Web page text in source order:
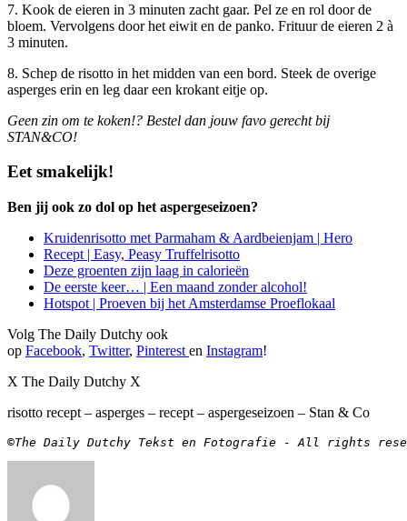
7. Kook de eieren in 3 minuten zacht gaar. Pel ze en rol door de
bloem. Vervolgens door het eiwit en de panko. Frituur de eieren 2 à
3 minuten.
8. Schep de risotto in het midden van een bord. Steek de overige
asperges erin en leg daar een krokant eitje op.
Geen zin om te koken!? Bestel dan jouw favo gerecht bij
STAN&CO!
Eet smakelijk!
Ben jij ook zo dol op het aspergeseizoen?
Kruidenrisotto met Parmaham & Aardbeienjam | Hero
Recept | Easy, Peasy Truffelrisotto
Deze groenten zijn laag in calorieën
De eerste keer… | Een maand zonder alcohol!
Hotspot | Proeven bij het Amsterdamse Proeflokaal
Volg The Daily Dutchy ook
op Facebook, Twitter, Pinterest en Instagram!
X The Daily Dutchy X
risotto recept – asperges – recept – aspergeseizoen – Stan & Co
©The Daily Dutchy Tekst en Fotografie - All rights